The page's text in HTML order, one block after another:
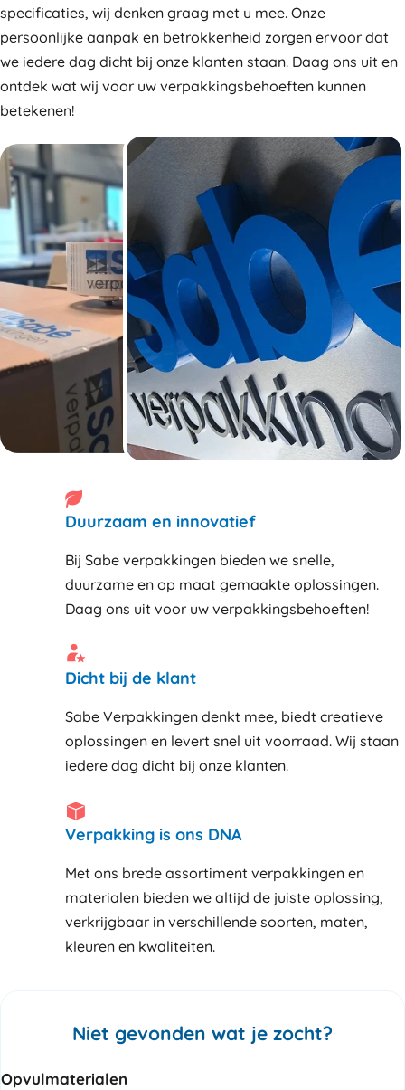
specificaties, wij denken graag met u mee. Onze
persoonlijke aanpak en betrokkenheid zorgen ervoor dat
we iedere dag dicht bij onze klanten staan. Daag ons uit en
ontdek wat wij voor uw verpakkingsbehoeften kunnen
betekenen!
Duurzaam en innovatief
Bij Sabe verpakkingen bieden we snelle,
duurzame en op maat gemaakte oplossingen.
Daag ons uit voor uw verpakkingsbehoeften!
Dicht bij de klant
Sabe Verpakkingen denkt mee, biedt creatieve
oplossingen en levert snel uit voorraad. Wij staan
iedere dag dicht bij onze klanten
Verpakking is ons DNA
Met ons brede assortiment verpakkingen en
materialen bieden we altijd de juiste oplossing,
verkrijgbaar in verschillende soorten, maten,
kleuren en kwaliteiten.
Niet gevonden wat je zocht?
Opvulmaterialen